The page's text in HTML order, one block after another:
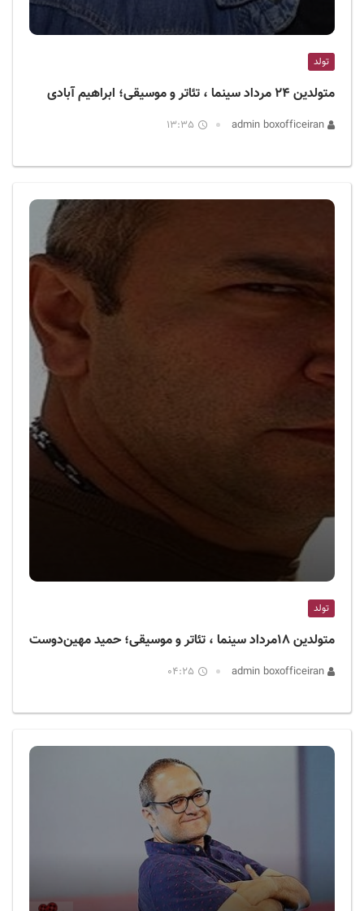
تولد
متولدین ۲۴ مرداد سینما ، تئاتر و موسیقی؛ ابراهیم آبادی
13:35
تولد
متولدین ۱۸مرداد سینما ، تئاتر و موسیقی؛ حمید مهین‌دوست
04:25